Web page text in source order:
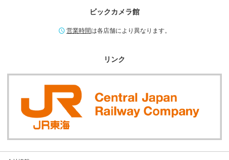
ビックカメラ館
営業時間は各店舗により異なります。
リンク